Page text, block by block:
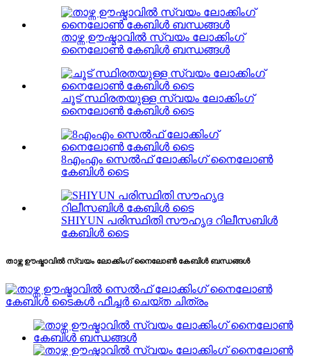
താഴ്ന്ന ഊഷ്മാവിൽ സ്വയം ലോക്കിംഗ്
നൈലോൺ കേബിൾ ബന്ധങ്ങൾ
ചൂട് സ്ഥിരതയുള്ള സ്വയം ലോക്കിംഗ്
നൈലോൺ കേബിൾ ടൈ
8എംഎം സെൽഫ് ലോക്കിംഗ് നൈലോൺ
കേബിൾ ടൈ
SHIYUN പരിസ്ഥിതി സൗഹൃദ റിലീസബിൾ
കേബിൾ ടൈ
താഴ്ന്ന ഊഷ്മാവിൽ സ്വയം ലോക്കിംഗ് നൈലോൺ കേബിൾ ബന്ധങ്ങൾ